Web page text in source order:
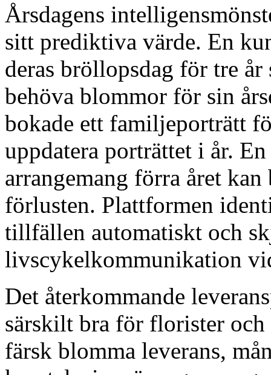
Årsdagens
sitt prediktiva värde. En
deras bröllopsdag för tre
behöva blommor för sin
bokade ett familjeporträtt
uppdatera porträttet i år.
arrangemang förra året
förlusten. Plattformen
tillfällen automatiskt och
livscykelkommunikation
Det återkommande
särskilt bra för florister och
färsk blomma leverans,